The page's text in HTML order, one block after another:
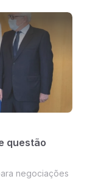
de língua
questão
negociações